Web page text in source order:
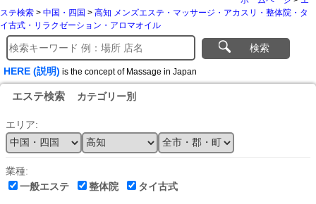
ステ検索 > 中国・四国 > 高知 メンズエステ・マッサージ・アカスリ・整体院・タ
イ古式・リラクゼーション・アロマオイル
検索
HERE (説明) is the concept of Massage in Japan
エステ検索 カテゴリー別
エリア:
業種:
一般エステ
整体院 タイ古式